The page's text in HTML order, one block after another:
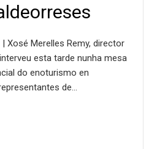
Xosé Merelles Remy, director
esta tarde nunha mesa
do enoturismo en
de…